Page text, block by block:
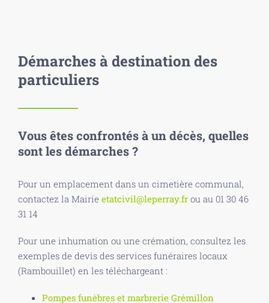
Démarches à destination des
particuliers
Vous êtes confrontés à un décès, quelles
sont les démarches ?
Pour un emplacement dans un cimetière communal,
contactez la Mairie etatcivil@leperray.fr ou au 01 30 46
31 14
Pour une inhumation ou une crémation, consultez les
exemples de devis des services funéraires locaux
(Rambouillet) en les téléchargeant :
Pompes funèbres et marbrerie Grémillon